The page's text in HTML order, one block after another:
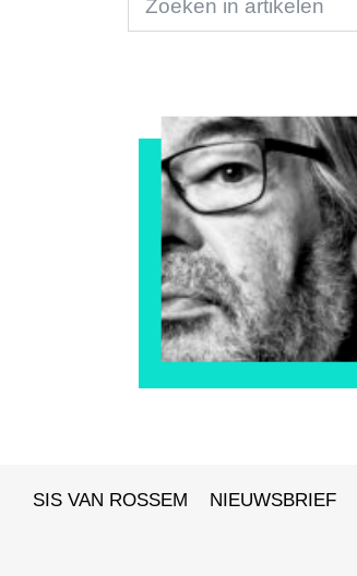
SIS VAN ROSSEM NIEUWSBRIEF